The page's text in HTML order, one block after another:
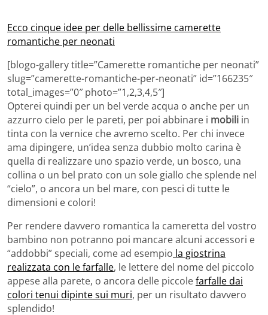
Ecco cinque idee per delle bellissime camerette
romantiche per neonati
[blogo-gallery title=”Camerette romantiche per neonati”
slug=”camerette-romantiche-per-neonati” id=”166235″
total_images=”0″ photo=”1,2,3,4,5″]
Opterei quindi per un bel verde acqua o anche per un
azzurro cielo per le pareti, per poi abbinare i mobili in
tinta con la vernice che avremo scelto. Per chi invece
ama dipingere, un’idea senza dubbio molto carina è
quella di realizzare uno spazio verde, un bosco, una
collina o un bel prato con un sole giallo che splende nel
“cielo”, o ancora un bel mare, con pesci di tutte le
dimensioni e colori!
Per rendere davvero romantica la cameretta del vostro
bambino non potranno poi mancare alcuni accessori e
“addobbi” speciali, come ad esempio la giostrina
realizzata con le farfalle, le lettere del nome del piccolo
appese alla parete, o ancora delle piccolefarfalle dai
colori tenui dipinte sui muri, per un risultato davvero
splendido!